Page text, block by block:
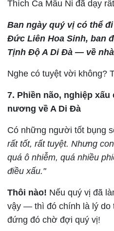
Thích Ca Mâu Ni đã dạy
Ban ngày quý vị có thể
Đức Liên Hoa Sinh, ban
Tịnh Độ A Di Đà — về
Nghe có tuyệt vời không?
7. Phiền não, nghiệp xấu
nương về A Di Đà
Có những người tốt bụng
rất tốt, rất tuyệt. Nhưng
quá ô nhiễm, quá nhiều
điều xấu."
Thôi nào! Nếu quý vị đã
vậy — thì đó chính là lý do
đứng đó chờ đợi quý vị!